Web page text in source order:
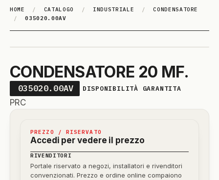
HOME / CATALOGO / INDUSTRIALE /
CONDENSATORE
/
035020.00AV
CONDENSATORE 20 MF.
035020.00AV DISPONIBILITÀ GARANTITA
PRC
PREZZO / RISERVATO
Accedi per vedere il prezzo
RIVENDITORI
Portale riservato a negozi, installatori e rivenditori
convenzionati. Prezzo e ordine online compaiono